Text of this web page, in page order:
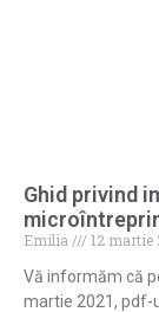
Ghid privind
Emilia
12 martie
Vă informăm că
martie 2021, pdf-